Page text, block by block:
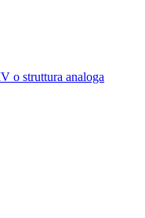
o struttura analoga